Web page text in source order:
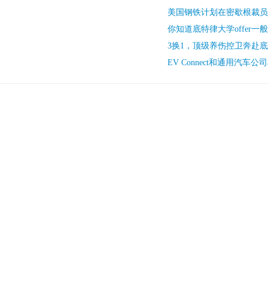
美国钢铁计划在密歇根裁
你知道底特律大学offer一
3换1，顶级养伤控卫奔赴
EV Connect和通用汽车公